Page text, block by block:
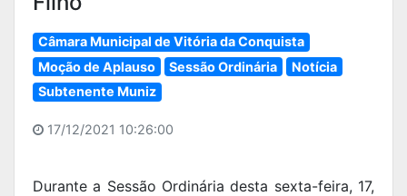
Câmara Municipal de Vitória da Conquista
Moção de Aplauso
Sessão Ordinária
Notícia
Subtenente Muniz
17/12/2021 10:26:00
Durante a Sessão Ordinária desta sexta-feira, 17,